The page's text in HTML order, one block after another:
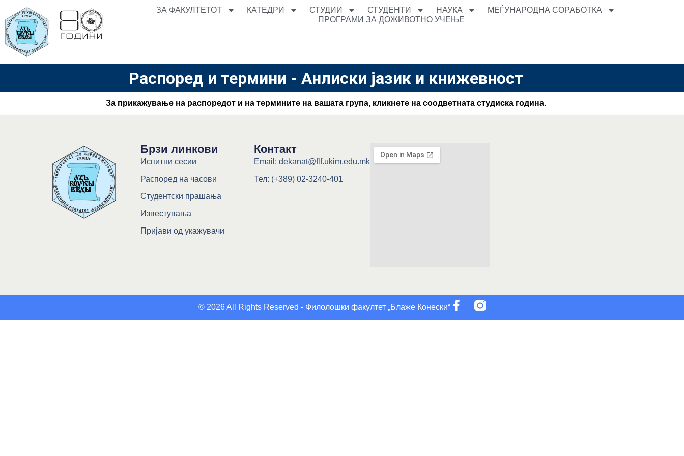
ЗА ФАКУЛТЕТОТ КАТЕДРИ СТУДИИ СТУДЕНТИ НАУКА
МЕЃУНАРОДНА СОРАБОТКА
ПРОГРАМИ ЗА ДОЖИВОТНО УЧЕЊЕ
Распоред и термини - Анлиски јазик и книжевност
За прикажување на распоредот и на термините на вашата група, кликнете на соодветната студиска година.
Брзи линкови
Испитни сесии
Распоред на часови
Студентски прашања
Известувања
Пријави од укажувачи
Контакт
Email: dekanat@flf.ukim.edu.mk
Тел: (+389) 02-3240-401
© 2026 All Rights Reserved - Филолошки факултет „Блаже Конески“